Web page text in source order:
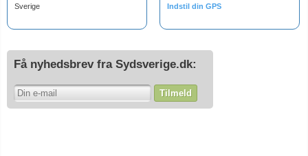
Sverige
Indstil din GPS
Få nyhedsbrev fra Sydsverige.dk:
Tilmeld